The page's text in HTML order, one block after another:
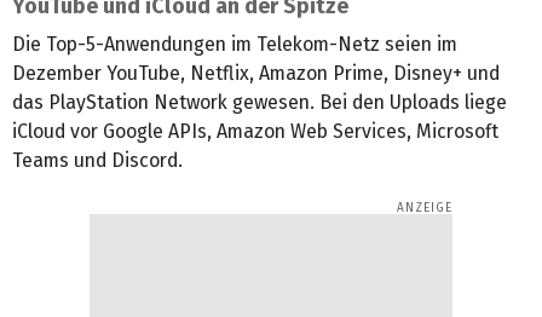
YouTube und iCloud an der Spitze
Die Top-5-Anwendungen im Telekom-Netz seien im
Dezember YouTube, Netflix, Amazon Prime, Disney+ und
das PlayStation Network gewesen. Bei den Uploads liege
iCloud vor Google APIs, Amazon Web Services, Microsoft
Teams und Discord.